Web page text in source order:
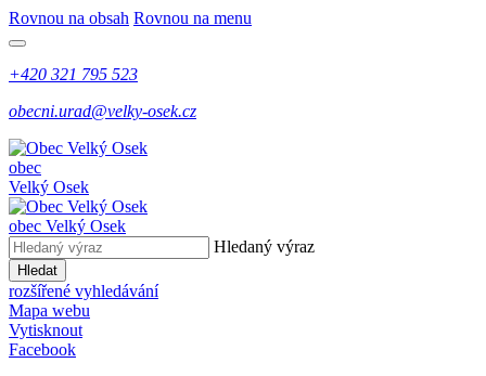
Rovnou na obsah Rovnou na menu
+420 321 795 523
obecni.urad@velky-osek.cz
obec
Velký Osek
obec Velký Osek
Hledaný výraz
Hledat
rozšířené vyhledávání
Mapa webu
Vytisknout
Facebook